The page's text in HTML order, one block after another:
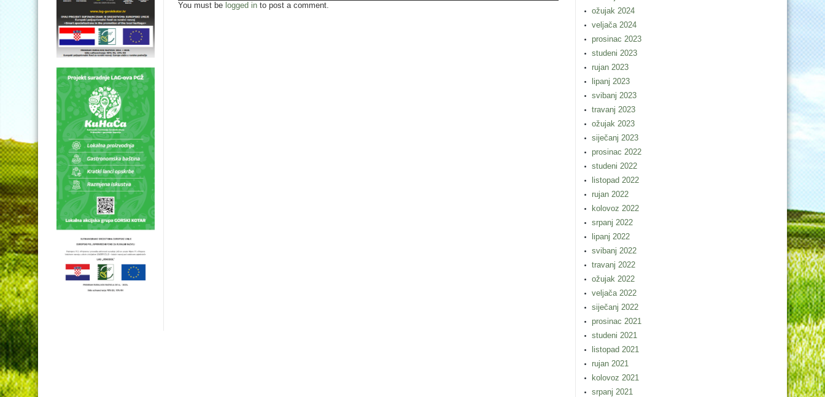
You must be logged in to post a comment.
ožujak 2024
veljača 2024
prosinac 2023
studeni 2023
rujan 2023
lipanj 2023
svibanj 2023
travanj 2023
ožujak 2023
siječanj 2023
prosinac 2022
studeni 2022
listopad 2022
rujan 2022
kolovoz 2022
srpanj 2022
lipanj 2022
svibanj 2022
travanj 2022
ožujak 2022
veljača 2022
siječanj 2022
prosinac 2021
studeni 2021
listopad 2021
rujan 2021
kolovoz 2021
srpanj 2021